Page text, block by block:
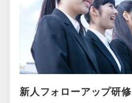
新人フォローアップ研修